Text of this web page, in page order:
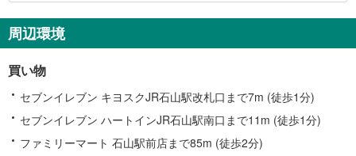
す
る
報
周辺環境
買い物
セブンイレブン キヨスクJR石山駅改札口まで7m (徒歩1分)
セブンイレブン ハートインJR石山駅南口まで11m (徒歩1分)
ファミリーマート 石山駅前店まで85m (徒歩2分)